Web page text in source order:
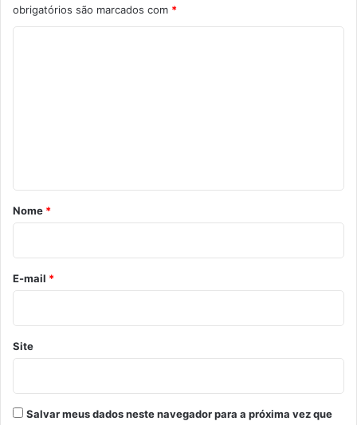
obrigatórios são marcados com *
r
o
*
Nome *
E-mail *
Site
Salvar meus dados neste navegador para a próxima vez que